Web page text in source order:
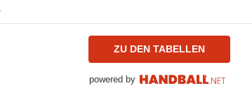
ZU DEN TABELLEN
powered by